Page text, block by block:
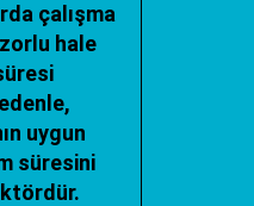
çalışma
hale
uygun
süresini